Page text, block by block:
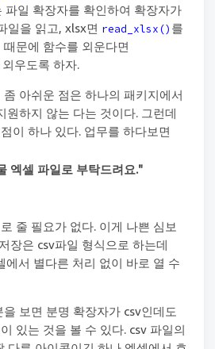
파일 확장자를 확인하여 확장자가
일을 읽고, xlsx면 read_xlsx() 를
문에 함수를 외운다면
우도록 하자.
아쉬운 점은 하나의 패키지에서
원하지 않는 다는 것이다. 그런데
이 하나 있다. 업무를 하다보면
엑셀 파일로 부탁드려요."
줄 필요가 없다. 이게 나쁜 심보
장은 csv파일 형식으로 하는데
에서 별다른 처리 없이 바로 열 수
보면 분명 확장자가 csv인데도
있는 것을 볼 수 있다. csv 파일의